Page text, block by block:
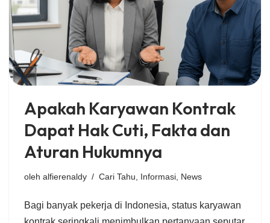
Apakah Karyawan Kontrak
Dapat Hak Cuti, Fakta dan
Aturan Hukumnya
oleh alfierenaldy Cari Tahu Informasi News
Bagi banyak pekerja di Indonesia, status karyawan